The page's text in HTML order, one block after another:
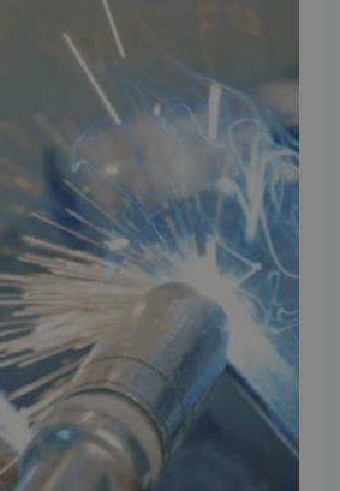
TMP Historie
og Privatlivspolitik
og leveringsbetingelser
Vores brands
09:00 - 15:30
Lukket
FØLG TMP